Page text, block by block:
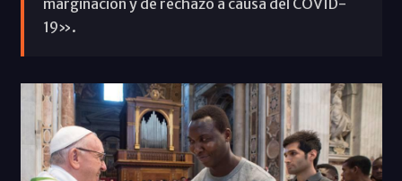
19».